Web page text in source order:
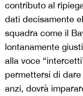
contributo al
dati decisamente
squadra come il
lontanamente
alla voce
permettersi di
anzi, dovrà